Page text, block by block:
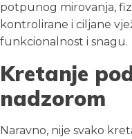
potpunog mirovanja,
kontrolirane i ciljane
funkcionalnost i snagu.
Kretanje
nadzorom
Naravno, nije svako